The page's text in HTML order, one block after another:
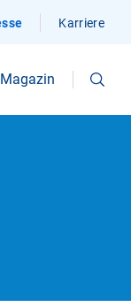
Karriere
Magazin